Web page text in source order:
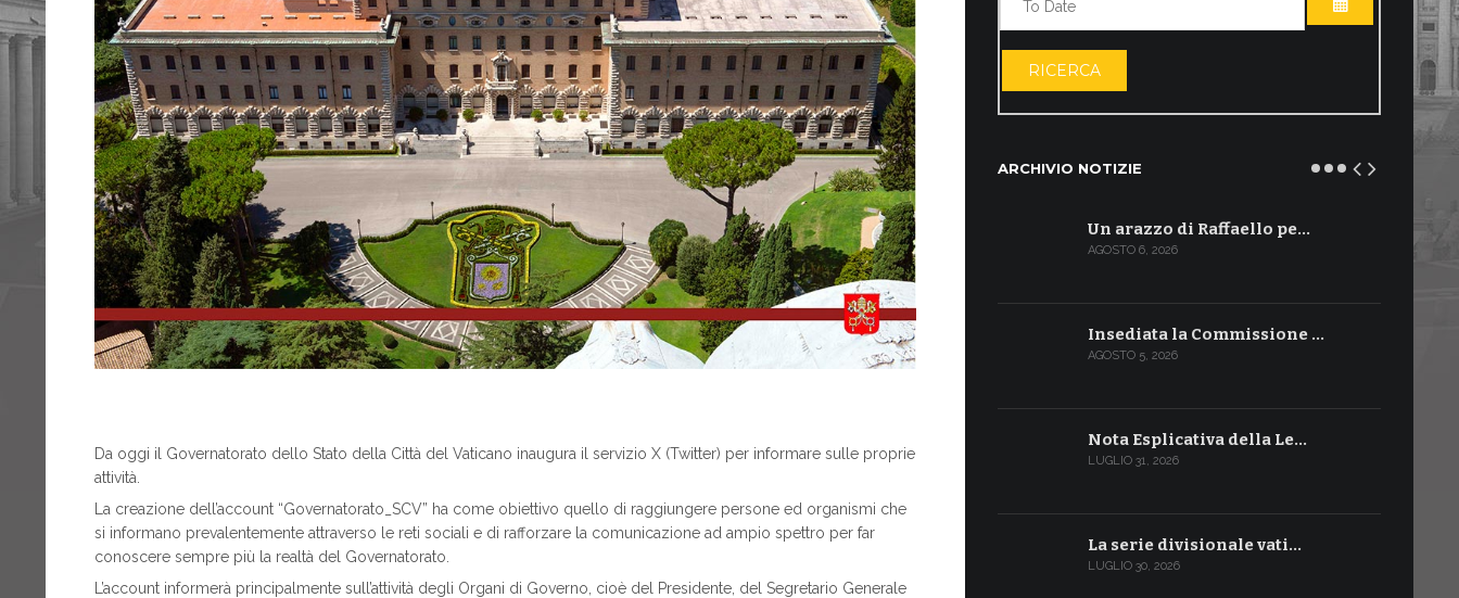
Da oggi il Governatorato dello Stato della Città del Vaticano inaugura il servizio X (Twitter) per informare sulle proprie
attività.
La creazione dell’account “Governatorato_SCV” ha come obiettivo quello di raggiungere persone ed organismi che
si informano prevalentemente attraverso le reti sociali e di rafforzare la comunicazione ad ampio spettro per far
conoscere sempre più la realtà del Governatorato.
L’account informerà principalmente sull’attività degli Organi di Governo, cioè del Presidente, del Segretario Generale
APRI IL
RICERCA
ARCHIVIO NOTIZIE
Un arazzo di Raffaello pe…
AGOSTO 6, 2026
Insediata la Commissione …
AGOSTO 5, 2026
Nota Esplicativa della Le…
LUGLIO 31, 2026
La serie divisionale vati…
LUGLIO 30, 2026